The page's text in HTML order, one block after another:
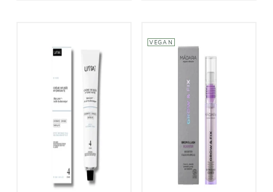
UMAÏ
Crème Infusée
29,90€
VEGAN
MÁDARA
Booster de
Pousse des
Cils et Sourcils
Grow & Fix